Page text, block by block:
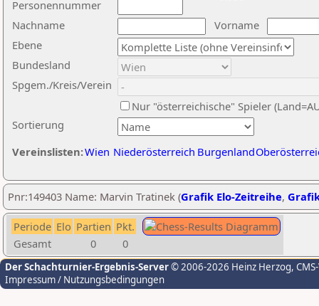
Nachname
Vorname
Ebene
Sortierung
Personennummer
Bundesland
Spgem./Kreis/Verein
Nur "österreichische" Spieler
Vereinslisten:Wien Niederösterreich Burgenland
Pnr:149403 Name: Marvin Tratinek (Grafik Elo-Zeitreihe,
Periode Elo Partien Pkt.
Gesamt
0 0
Der Schachturnier-Ergebnis-Server© 2006-2026 Heinz Herzog,
Impressum / Nutzungsbedingungen